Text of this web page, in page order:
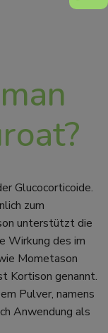
Glucocorticoide.
zum
unterstützt die
Wirkung des im
Mometason
Kortison genannt.
Pulver, namens
Anwendung als